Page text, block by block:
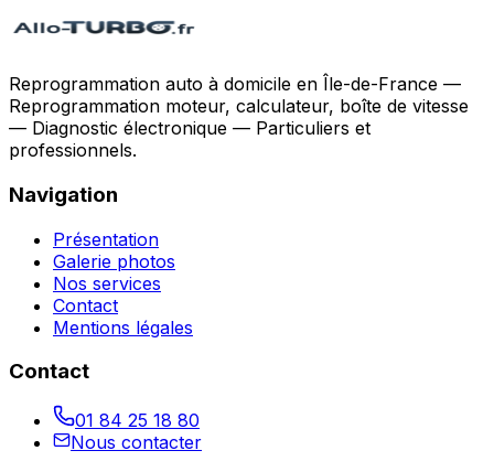
Reprogrammation auto à domicile en Île-de-France —
Reprogrammation moteur, calculateur, boîte de vitesse
— Diagnostic électronique — Particuliers et
professionnels.
Navigation
Présentation
Galerie photos
Nos services
Contact
Mentions légales
Contact
01 84 25 18 80
Nous contacter